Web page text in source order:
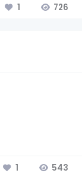
1 726
1 543